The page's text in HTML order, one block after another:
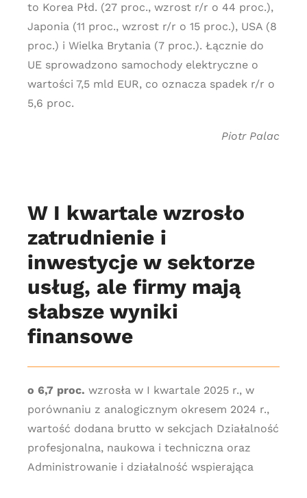
to Korea Płd. (27 proc., wzrost r/r o 44 proc.),
Japonia (11 proc., wzrost r/r o 15 proc.), USA (8
proc.) i Wielka Brytania (7 proc.). Łącznie do
UE sprowadzono samochody elektryczne o
wartości 7,5 mld EUR, co oznacza spadek r/r o
5,6 proc.
Piotr Palac
W I kwartale wzrosło
zatrudnienie i
inwestycje w sektorze
usług, ale firmy mają
słabsze wyniki
finansowe
o 6,7 proc. wzrosła w I kwartale 2025 r., w
porównaniu z analogicznym okresem 2024 r.,
wartość dodana brutto w sekcjach Działalność
profesjonalna, naukowa i techniczna oraz
Administrowanie i działalność wspierająca